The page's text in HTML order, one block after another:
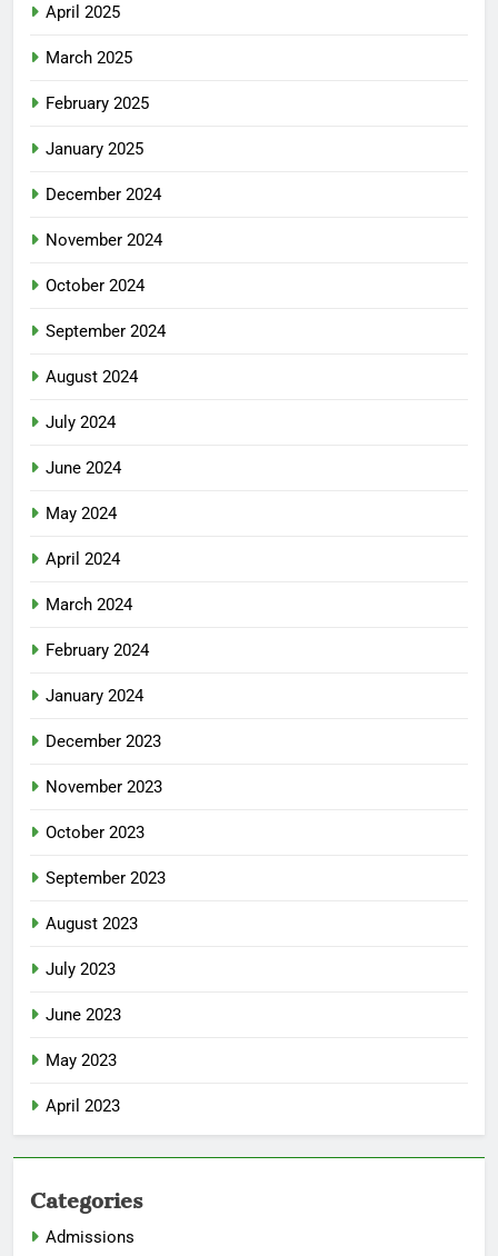
April 2025
March 2025
February 2025
January 2025
December 2024
November 2024
October 2024
September 2024
August 2024
July 2024
June 2024
May 2024
April 2024
March 2024
February 2024
January 2024
December 2023
November 2023
October 2023
September 2023
August 2023
July 2023
June 2023
May 2023
April 2023
Categories
Admissions